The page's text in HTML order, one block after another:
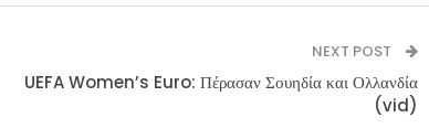
NEXT POST
UEFA Women’s Euro: Πέρασαν Σουηδία και Ολλανδία
(vid)